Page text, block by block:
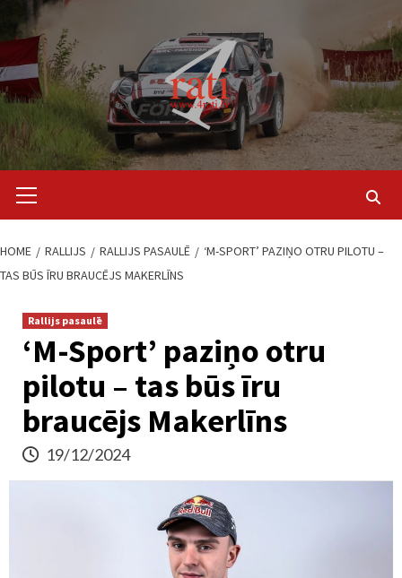
content
Menu
HOME RALLIJS RALLIJS PASAULĒ
‘M-SPORT’ PAZIŅO OTRU PILOTU –
TAS BŪS ĪRU BRAUCĒJS MAKERLĪNS
Rallijs pasaulē
‘M-Sport’ paziņo otru
pilotu – tas būs īru
braucējs Makerlīns
19/12/2024